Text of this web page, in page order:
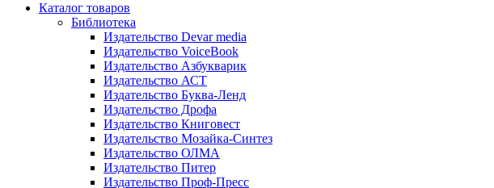
Каталог товаров
Библиотека
Издательство Devar media
Издательство VoiceBook
Издательство Азбукварик
Издательство АСТ
Издательство Буква-Ленд
Издательство Дрофа
Издательство Книговест
Издательство Мозайка-Синтез
Издательство ОЛМА
Издательство Питер
Издательство Проф-Пресс